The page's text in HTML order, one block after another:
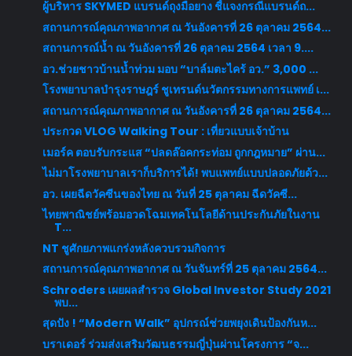
ผู้บริหาร SKYMED แบรนด์ถุงมือยาง ชี้แจงกรณีแบรนด์ถ...
สถานการณ์คุณภาพอากาศ ณ วันอังคารที่ 26 ตุลาคม 2564...
สถานการณ์น้ำ ณ วันอังคารที่ 26 ตุลาคม 2564 เวลา 9....
อว.ช่วยชาวบ้านน้ำท่วม มอบ “บาล์มตะไคร้ อว.” 3,000 ...
โรงพยาบาลบำรุงราษฎร์ ชูเทรนด์นวัตกรรมทางการแพทย์ เ...
สถานการณ์คุณภาพอากาศ ณ วันอังคารที่ 26 ตุลาคม 2564...
ประกวด VLOG Walking Tour : เที่ยวแบบเจ้าบ้าน
เมอร์ค ตอบรับกระแส “ปลดล๊อคกระท่อม ถูกกฎหมาย” ผ่าน...
ไม่มาโรงพยาบาลเราก็บริการได้! พบแพทย์แบบปลอดภัยด้ว...
อว. เผยฉีดวัคซีนของไทย ณ วันที่ 25 ตุลาคม ฉีดวัคซี...
ไทยพาณิชย์พร้อมอวดโฉมเทคโนโลยีด้านประกันภัยในงาน
T...
NT ชูศักยภาพแกร่งหลังควบรวมกิจการ
สถานการณ์คุณภาพอากาศ ณ วันจันทร์ที่ 25 ตุลาคม 2564...
Schroders เผยผลสำรวจ Global Investor Study 2021
พบ...
สุดปัง ! “Modern Walk” อุปกรณ์ช่วยพยุงเดินป้องกันห...
บราเดอร์ ร่วมส่งเสริมวัฒนธรรมญี่ปุ่นผ่านโครงการ “จ...